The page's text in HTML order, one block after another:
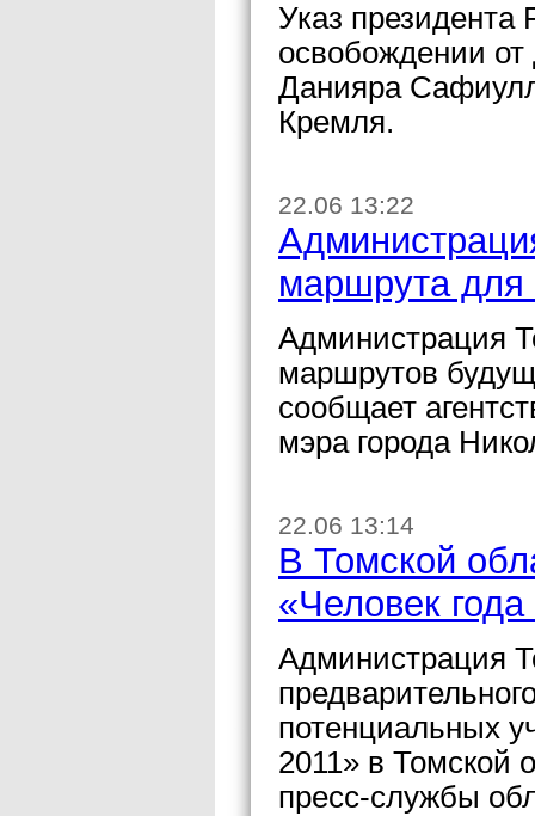
Указ
освобождении от
Данияра
Кремля.
22.06 13:22
маршрута для
Администрация
маршрутов
сообщает
мэра города
22.06 13:14
В Томской
«Человек
Администрация
потенциальных
2011» в Томской
пресс-службы